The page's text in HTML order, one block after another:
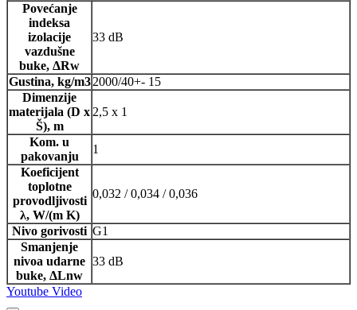
Povećanje
indeksa
izolacije
vazdušne
buke, ΔRw
33 dB
Gustina, kg/m3 2000/40+- 15
Dimenzije
materijala (D x
Š), m
2,5 x 1
Kom. u
pakovanju
1
Koeficijent
toplotne
provodljivosti
λ, W/(m K)
0,032 / 0,034 / 0,036
Nivo gorivosti G1
Smanjenje
nivoa udarne
buke, ΔLnw
33 dB
Youtube Video